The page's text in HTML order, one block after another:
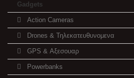
Gadgets
Action Cameras
Drones & Τηλεκατευθυνομενα
GPS & Αξεσουαρ
Powerbanks